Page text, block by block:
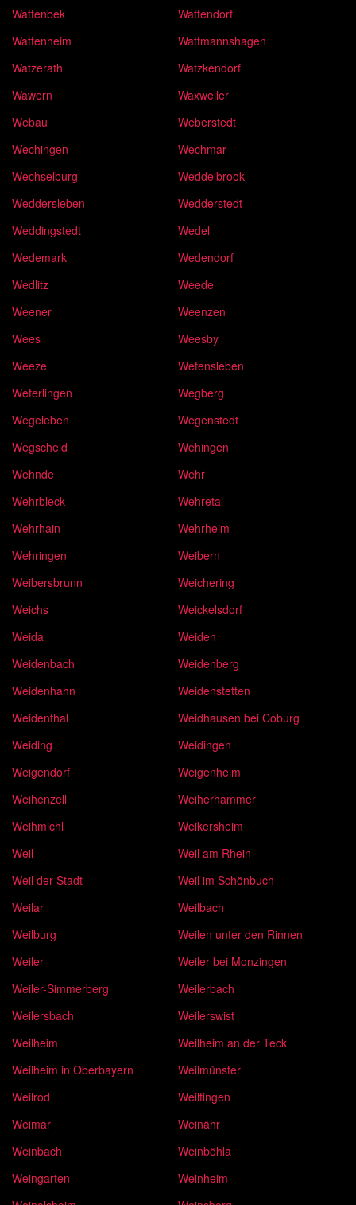
Wattenbek
Wattendorf
Wattenheim
Wattmannshagen
Watzerath
Watzkendorf
Wawern
Waxweiler
Webau
Weberstedt
Wechingen
Wechmar
Wechselburg
Weddelbrook
Weddersleben
Wedderstedt
Weddingstedt
Wedel
Wedemark
Wedendorf
Wedlitz
Weede
Weener
Weenzen
Wees
Weesby
Weeze
Wefensleben
Weferlingen
Wegberg
Wegeleben
Wegenstedt
Wegscheid
Wehingen
Wehnde
Wehr
Wehrbleck
Wehretal
Wehrhain
Wehrheim
Wehringen
Weibern
Weibersbrunn
Weichering
Weichs
Weickelsdorf
Weida
Weiden
Weidenbach
Weidenberg
Weidenhahn
Weidenstetten
Weidenthal
Weidhausen bei Coburg
Weiding
Weidingen
Weigendorf
Weigenheim
Weihenzell
Weiherhammer
Weihmichl
Weikersheim
Weil
Weil am Rhein
Weil der Stadt
Weil im Schönbuch
Weilar
Weilbach
Weilburg
Weilen unter den Rinnen
Weiler
Weiler bei Monzingen
Weiler-Simmerberg
Weilerbach
Weilersbach
Weilerswist
Weilheim
Weilheim an der Teck
Weilheim in Oberbayern
Weilmünster
Weilrod
Weiltingen
Weimar
Weinähr
Weinbach
Weinböhla
Weingarten
Weinheim